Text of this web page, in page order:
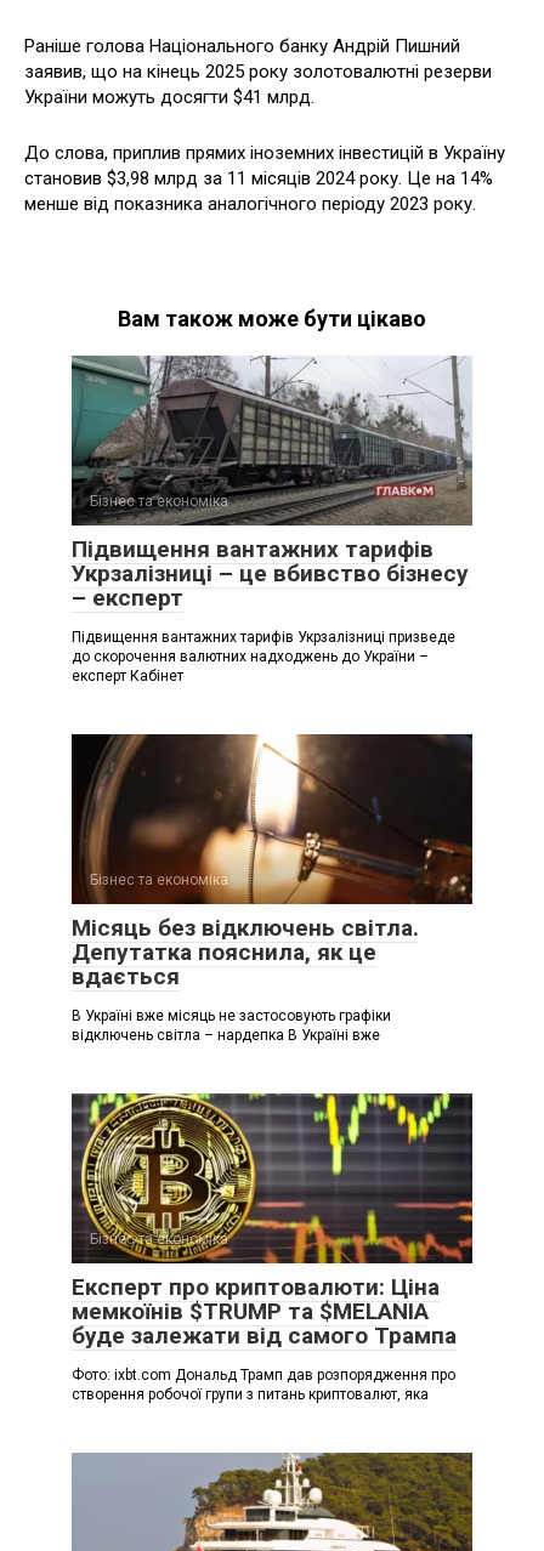
Раніше голова Національного банку Андрій Пишний
заявив, що на кінець 2025 року золотовалютні резерви
України можуть досягти $41 млрд.
До слова, приплив прямих іноземних інвестицій в Україну
становив $3,98 млрд за 11 місяців 2024 року. Це на 14%
менше від показника аналогічного періоду 2023 року.
Вам також може бути цікаво
Бізнес та економіка
Підвищення вантажних тарифів
Укрзалізниці – це вбивство бізнесу
– експерт
Підвищення вантажних тарифів Укрзалізниці призведе
до скорочення валютних надходжень до України –
експерт Кабінет
Бізнес та економіка
Місяць без відключень світла.
Депутатка пояснила, як це
вдається
В Україні вже місяць не застосовують графіки
відключень світла – нардепка В Україні вже
Бізнес та економіка
Експерт про криптовалюти: Ціна
мемкоїнів $TRUMP та $MELANIA
буде залежати від самого Трампа
Фото: ixbt.com Дональд Трамп дав розпорядження про
створення робочої групи з питань криптовалют, яка